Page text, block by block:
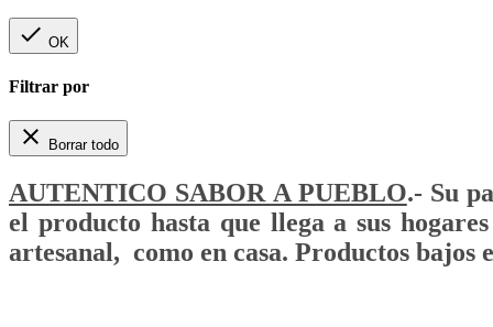
 OK
Filtrar por
 Borrar todo
AUTENTICO SABOR A PUEBLO.- Su
el producto hasta que llega a sus
artesanal, como en casa. Productos bajos